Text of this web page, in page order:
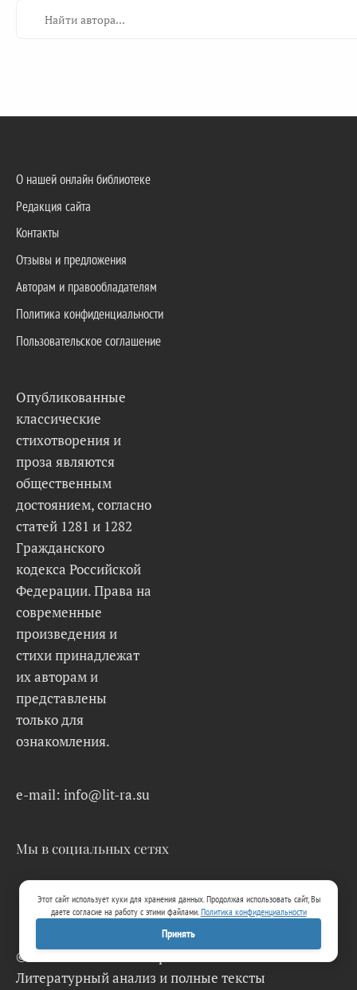
О нашей онлайн библиотеке
Редакция сайта
Контакты
Отзывы и предложения
Авторам и правообладателям
Политика конфиденциальности
Пользовательское соглашение
Опубликованные
классические
стихотворения и
проза являются
общественным
достоянием, согласно
статей 1281 и 1282
Гражданского
кодекса Российской
Федерации. Права на
современные
произведения и
стихи принадлежат
их авторам и
представлены
только для
ознакомления.
e-mail: info@lit-ra.su
Мы в социальных сетях
© 2026 Lit-Ra.su. Электронная библиотека.
Литературный анализ и полные тексты
Этот сайт использует куки для хранения данных. Продолжая использовать сайт, Вы
даете согласие на работу с этими файлами.Политика конфиденциальности
Принять